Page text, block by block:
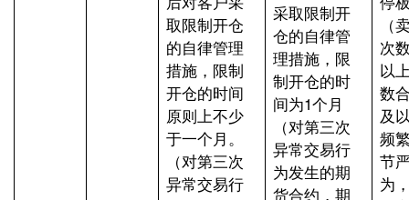
取限制开仓
的自律管理
措施，限制
开仓的时间
原则上不少
于一个月。
（对第三次
异常交易行
采取限制开
仓的自律管
理措施，限
制开仓的时
间为1个月
（对第三次
异常交易行
为发生的期
货合约，期
（
次
以
数
及
频
节
为